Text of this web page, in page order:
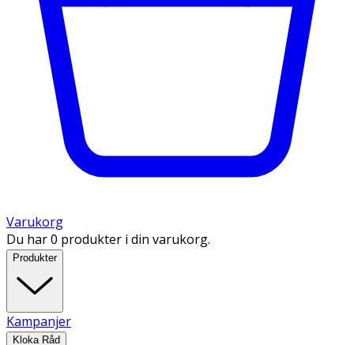
Varukorg
Du har 0 produkter i din varukorg.
Produkter
Kampanjer
Kloka Råd